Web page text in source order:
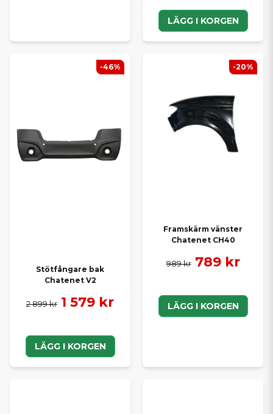
LÄGG I KORGEN
Stötfångare bak
Chatenet V2
2 899 kr 1 579 kr
LÄGG I KORGEN
-46%
Framskärm vänster
Chatenet CH40
989 kr 789 kr
LÄGG I KORGEN
-20%